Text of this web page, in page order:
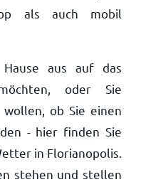
als auch mobil
aus auf das
oder Sie
ob Sie einen
- hier finden Sie
in Florianopolis.
stehen und stellen